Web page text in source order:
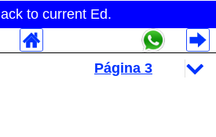
to current Ed.